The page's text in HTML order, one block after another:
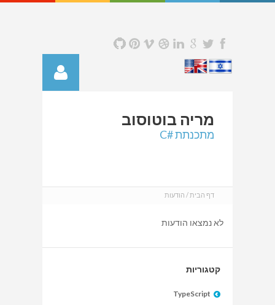
מריה בוטוסוב
מתכנתת #C
דף הבית הודעות
לא נמצאו הודעות
קטגוריות
TypeScript